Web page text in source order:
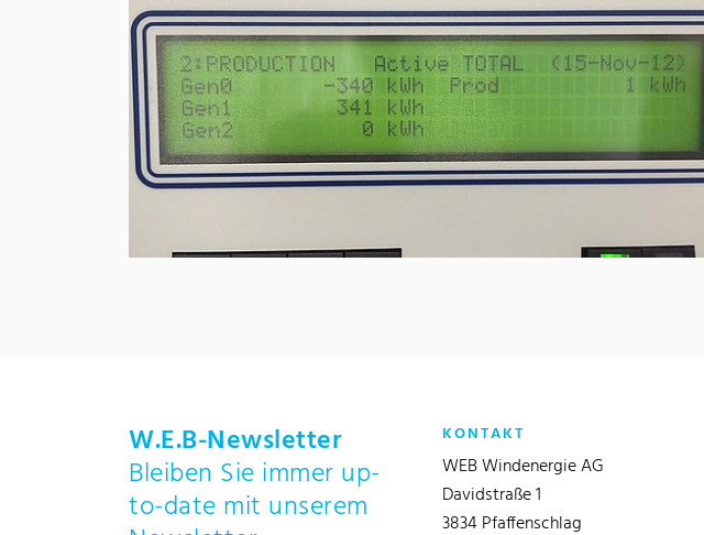
W.E.B-Newsletter
Bleiben Sie immer up-
to-date mit unserem
KONTAKT
WEB Windenergie AG
Davidstraße 1
3834 Pfaffenschlag